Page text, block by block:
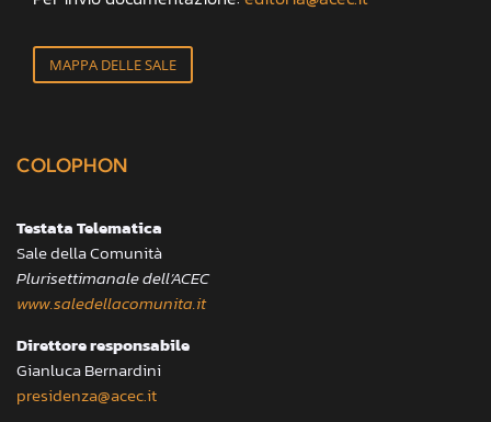
MAPPA DELLE SALE
COLOPHON
Testata Telematica
Sale della Comunità
Plurisettimanale dell’ACEC
www.saledellacomunita.it
Direttore responsabile
Gianluca Bernardini
presidenza@acec.it